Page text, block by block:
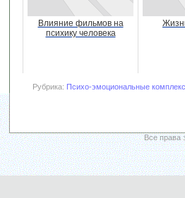
Влияние фильмов на
психику человека
Рубрика: Психо-эмоциональные
Все права